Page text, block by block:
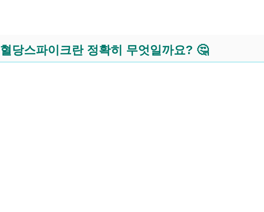
혈당스파이크란 정확히 무엇일까요? 🤔